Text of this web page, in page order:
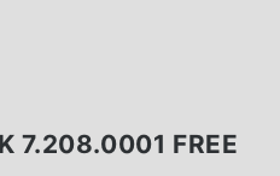
7.208.0001 FREE